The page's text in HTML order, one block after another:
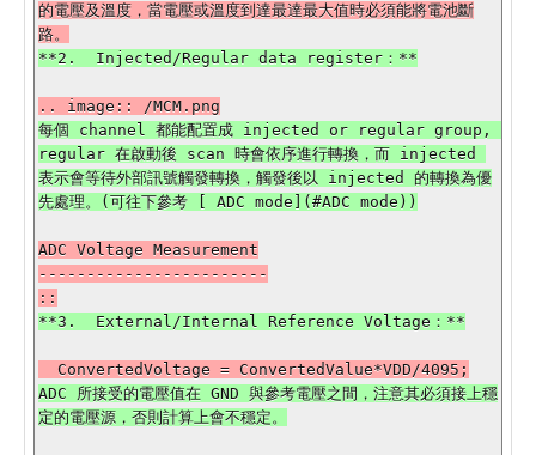
的電壓及溫度，當電壓或溫度到達最達最大值時必須能將電池斷
每個 channel 都能配置成 injected or regular group,
regular 在啟動後 scan 時會依序進行轉換，而 injected
表示會等待外部訊號觸發轉換，觸發後以 injected 的轉換為優
ADC Voltage Measurement
------------------------
ADC 所接受的電壓值在 GND 與參考電壓之間，注意其必須接上穩